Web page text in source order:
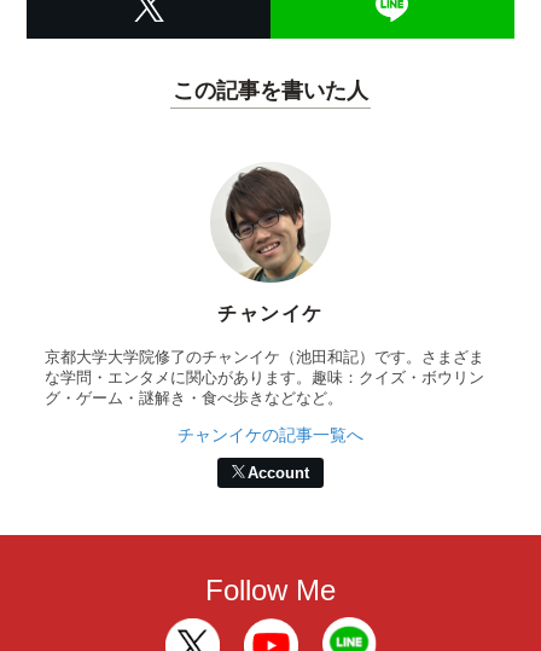
この記事を書いた人
チャンイケ
京都大学大学院修了のチャンイケ（池田和記）です。さまざま
な学問・エンタメに関心があります。趣味：クイズ・ボウリン
グ・ゲーム・謎解き・食べ歩きなどなど。
チャンイケの記事一覧へ
Account
Follow Me